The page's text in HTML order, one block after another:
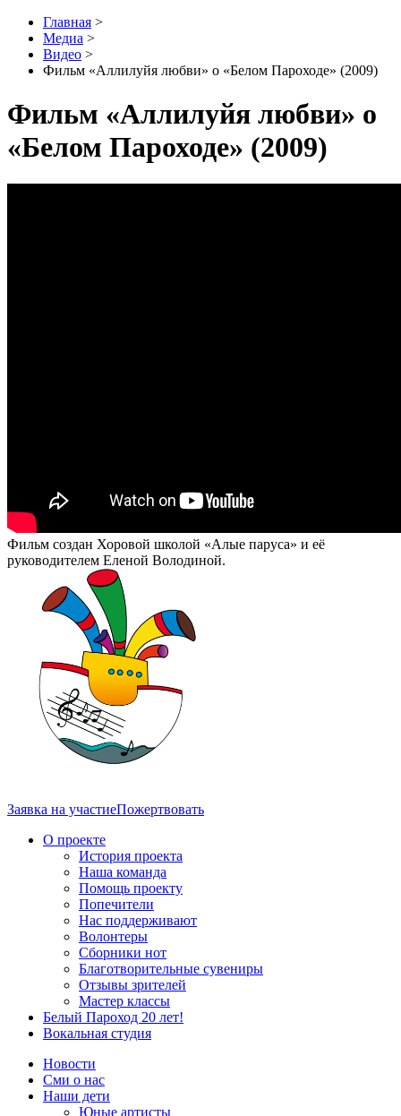
Главная >
Медиа >
Видео >
Фильм «Аллилуйя любви» о «Белом Пароходе» (2009)
Фильм «Аллилуйя любви» о
«Белом Пароходе» (2009)
Фильм создан Хоровой школой «Алые паруса» и её
руководителем Еленой Володиной.
Заявка на участиеПожертвовать
О проекте
История проекта
Наша команда
Помощь проекту
Попечители
Нас поддерживают
Волонтеры
Сборники нот
Благотворительные сувениры
Отзывы зрителей
Мастер классы
Белый Пароход 20 лет!
Вокальная студия
Новости
Сми о нас
Наши дети
Юные артисты